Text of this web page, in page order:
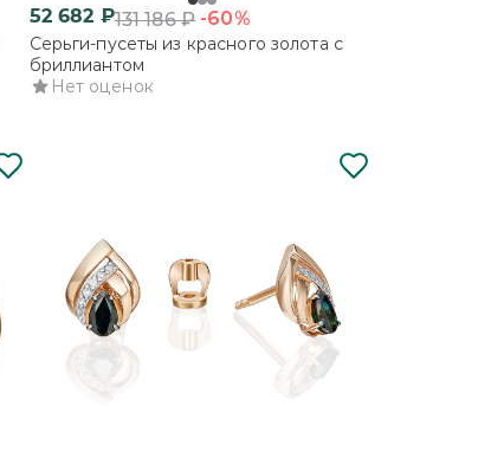
52 682 ₽131 186₽ -60%
Серьги-пусеты из красного золота с
бриллиантом
Нет оценок